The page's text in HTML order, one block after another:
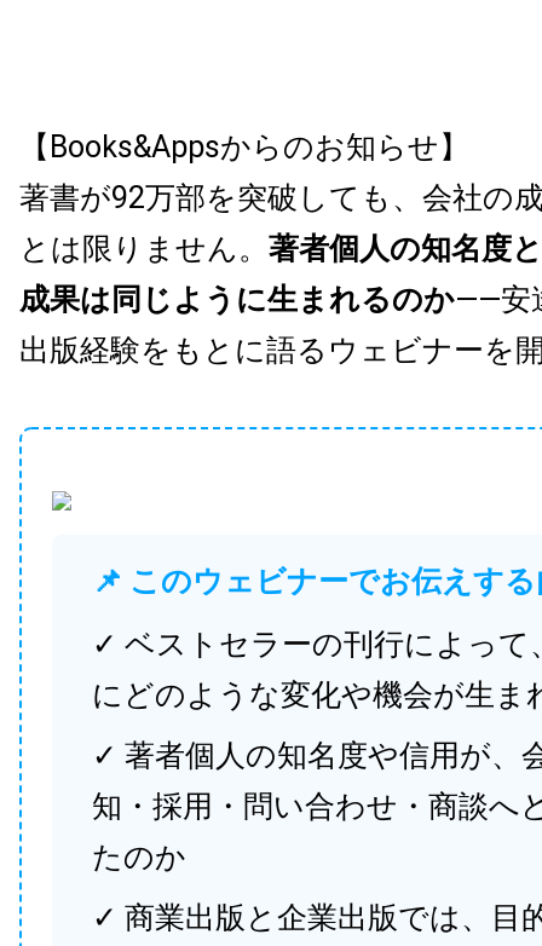
【Books&Appsからのお知らせ】
著書が92万部を突破しても、会社の
とは限りません。 著者個人の知名度
成果は同じように生まれるのか——安
出版経験をもとに語るウェビナーを
📌 このウェビナーでお伝えす
✓ ベストセラーの刊行によって
にどのような変化や機会が生ま
✓ 著者個人の知名度や信用が、
知・採用・問い合わせ・商談へ
たのか
✓ 商業出版と企業出版では、目